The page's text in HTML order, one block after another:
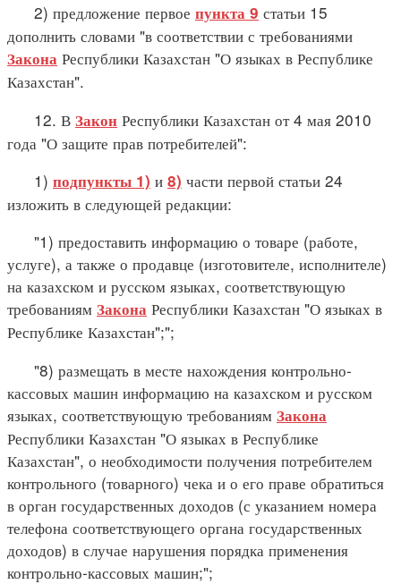
2) предложение первое пункта 9 статьи 15
дополнить словами "в соответствии с требованиями
Закона Республики Казахстан "О языках в Республике
Казахстан".
12. В Закон Республики Казахстан от 4 мая 2010
года "О защите прав потребителей":
1) подпункты 1) и 8) части первой статьи 24
изложить в следующей редакции:
"1) предоставить информацию о товаре (работе,
услуге), а также о продавце (изготовителе, исполнителе)
на казахском и русском языках, соответствующую
требованиям Закона Республики Казахстан "О языках в
Республике Казахстан";";
"8) размещать в месте нахождения контрольно-
кассовых машин информацию на казахском и русском
языках, соответствующую требованиям Закона
Республики Казахстан "О языках в Республике
Казахстан", о необходимости получения потребителем
контрольного (товарного) чека и о его праве обратиться
в орган государственных доходов (с указанием номера
телефона соответствующего органа государственных
доходов) в случае нарушения порядка применения
контрольно-кассовых машин;";